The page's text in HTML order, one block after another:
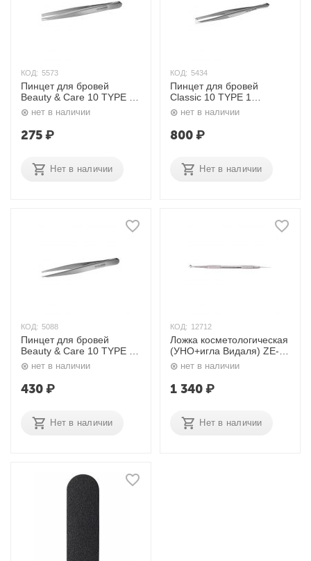
КОД: 5573
Пинцет для бровей
Beauty & Care 10 TYPE 1
Сталекс
нет в наличии
275₽
Нет в наличии
КОД: 5434
Пинцет для бровей
Classic 10 TYPE 1
Сталекс
нет в наличии
800₽
Нет в наличии
КОД: 5088
Пинцет для бровей
Beauty & Care 10 TYPE 2
Сталекс
нет в наличии
430₽
Нет в наличии
КОД: 12712
Ложка косметологическая
(УНО+игла Видаля) ZE-
21/4 Сталекс
нет в наличии
1 340₽
Нет в наличии